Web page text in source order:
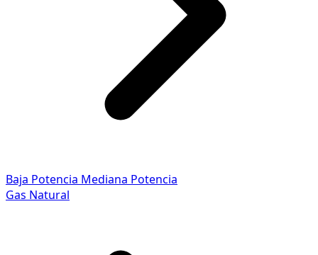
Baja Potencia Mediana Potencia
Gas Natural